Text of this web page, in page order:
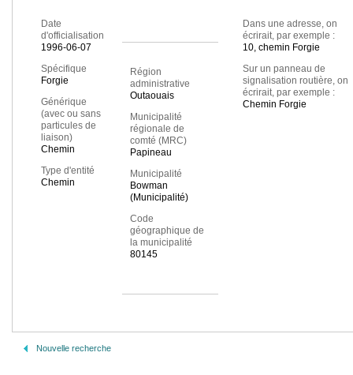
Date
d'officialisation
1996-06-07
Spécifique
Forgie
Générique
(avec ou sans
particules de
liaison)
Chemin
Type d'entité
Chemin
Région
administrative
Outaouais
Municipalité
régionale de
comté (MRC)
Papineau
Municipalité
Bowman
(Municipalité)
Code
géographique de
la municipalité
80145
Dans une adresse, on
écrirait, par exemple :
10, chemin Forgie
Sur un panneau de
signalisation routière, on
écrirait, par exemple :
Chemin Forgie
Nouvelle recherche